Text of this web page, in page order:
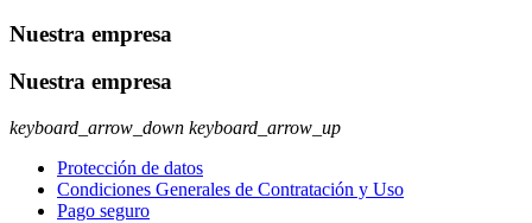
Nuestra empresa
Nuestra empresa
keyboard_arrow_down keyboard_arrow_up
Protección de datos
Condiciones Generales de Contratación y Uso
Pago seguro